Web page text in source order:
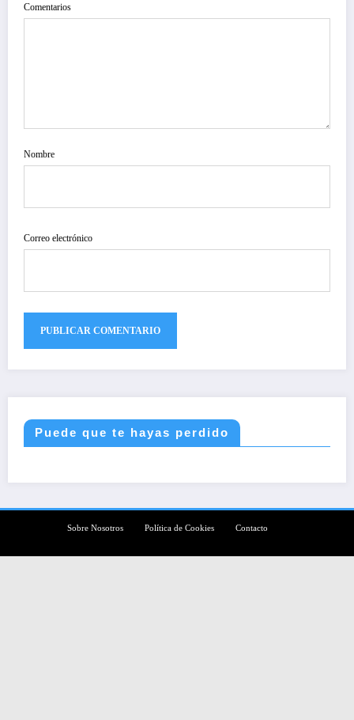
Comentarios
Nombre
Correo electrónico
Puede que te hayas perdido
Sobre Nosotros Política de Cookies Contacto